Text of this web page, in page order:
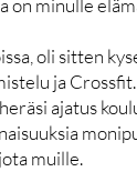
oli sitten
ja
ajatus
muille.